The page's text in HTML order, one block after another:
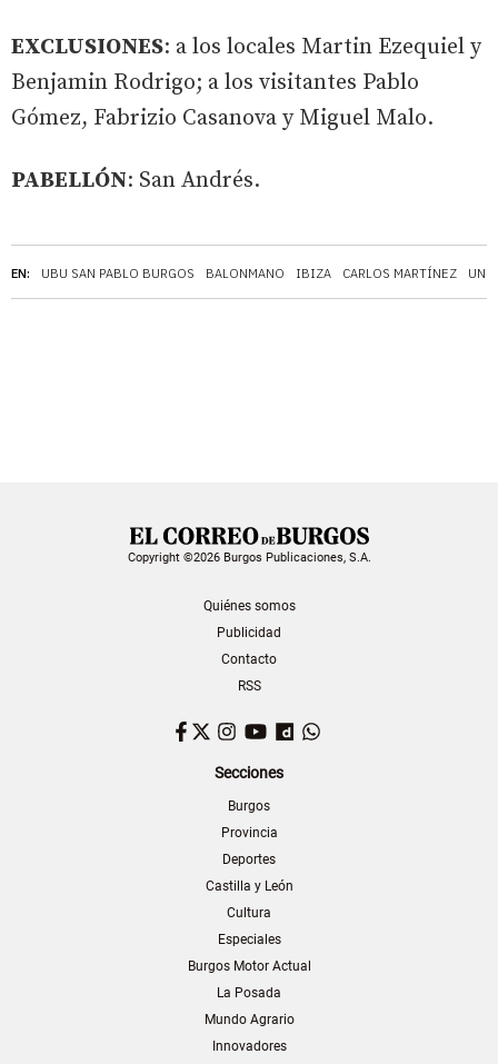
EN: UBU SAN PABLO BURGOS BALONMANO IBIZA CARLOS MARTÍNEZ
EXCLUSIONES: a los locales Martin Ezequiel y
Benjamin Rodrigo; a los visitantes Pablo
Gómez, Fabrizio Casanova y Miguel Malo.
PABELLÓN: San Andrés.
Copyright ©2026 Burgos Publicaciones, S.A.
Quiénes somos
Publicidad
Contacto
RSS
Facebook
TwitterInstagram
YouTubeDailymotion
Secciones
Burgos
Provincia
Deportes
Castilla y León
Cultura
Especiales
Burgos Motor Actual
La Posada
Mundo Agrario
Innovadores